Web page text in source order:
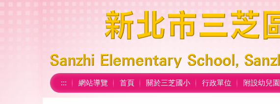
::: 網站導覽 首頁 關於三芝國小 行政單位 附設幼兒園